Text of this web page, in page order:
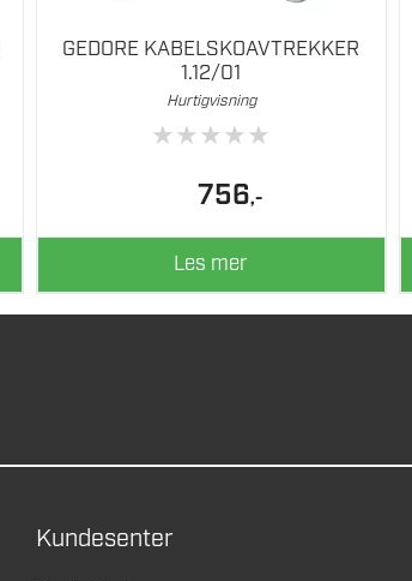
GEDORE KABELSKOAVTREKKER
1.12/01
Hurtigvisning
★★★★★
756,-
Les mer
Kundesenter